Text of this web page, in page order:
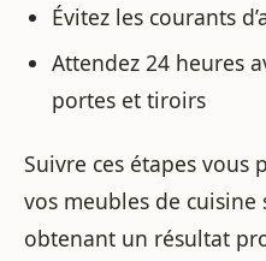
Évitez les courants
Attendez 24 heures
portes et tiroirs
Suivre ces étapes
vos meubles de cuisine
obtenant un résultat